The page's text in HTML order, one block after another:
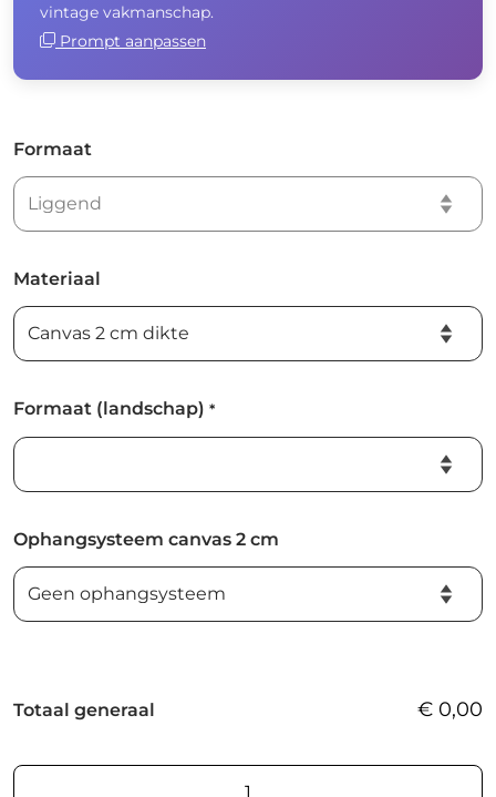
vintage vakmanschap.
Prompt aanpassen
Formaat
Materiaal
Formaat (landschap) *
Ophangsysteem canvas 2 cm
Totaal generaal € 0,00
Flora